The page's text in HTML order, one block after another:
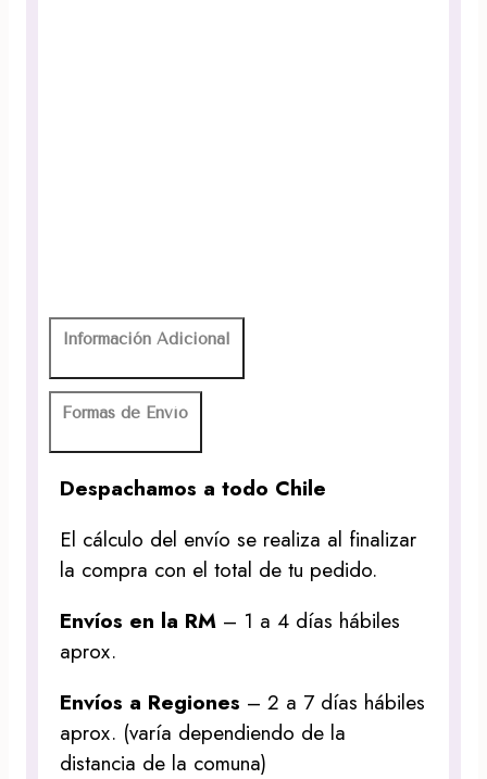
Información Adicional
Formas de Envío
Despachamos a todo Chile
El cálculo del envío se realiza al finalizar
la compra con el total de tu pedido.
Envíos en la RM – 1 a 4 días hábiles
aprox.
Envíos a Regiones – 2 a 7 días hábiles
aprox. (varía dependiendo de la
distancia de la comuna)